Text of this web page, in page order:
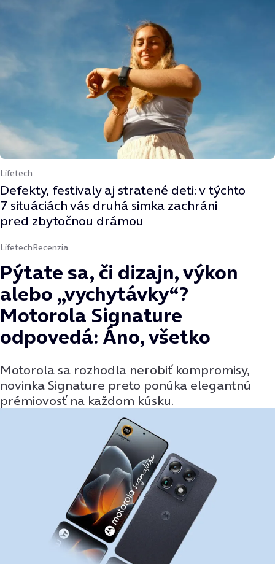
Lifetech
Defekty, festivaly aj stratené deti: v týchto
7 situáciách vás druhá simka zachráni
pred zbytočnou drámou
LifetechRecenzia
Pýtate sa, či dizajn, výkon
alebo „vychytávky“?
Motorola Signature
odpovedá: Áno, všetko
Motorola sa rozhodla nerobiť kompromisy,
novinka Signature preto ponúka elegantnú
prémiovosť na každom kúsku.